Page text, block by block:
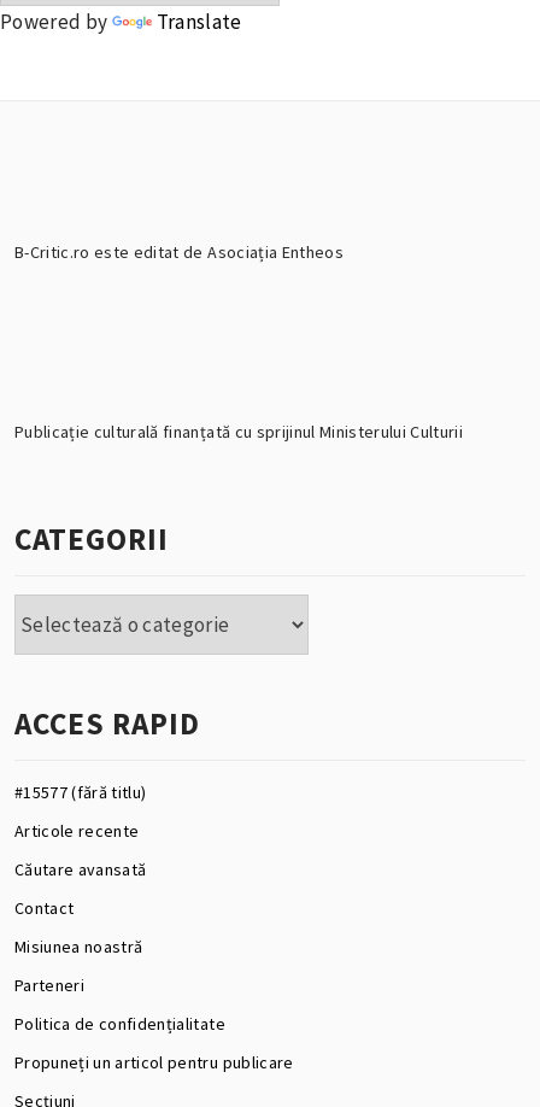
Powered by Translate
B-Critic.ro este editat de Asociația Entheos
Publicație culturală finanțată cu sprijinul Ministerului Culturii
CATEGORII
ACCES RAPID
#15577 (fără titlu)
Articole recente
Căutare avansată
Contact
Misiunea noastră
Parteneri
Politica de confidențialitate
Propuneți un articol pentru publicare
Secțiuni